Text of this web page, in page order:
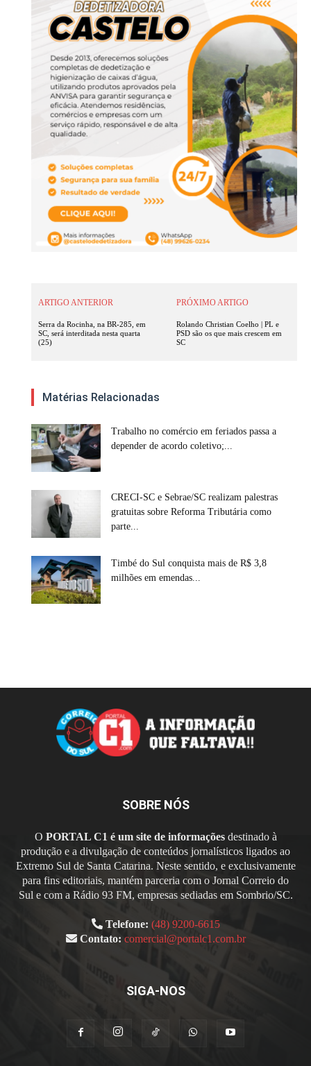
ARTIGO ANTERIOR
Serra da Rocinha, na BR-285, em
SC, será interditada nesta quarta
(25)
PRÓXIMO ARTIGO
Rolando Christian Coelho | PL e
PSD são os que mais crescem em
SC
Matérias Relacionadas
Trabalho no comércio em feriados passa a
depender de acordo coletivo;...
CRECI-SC e Sebrae/SC realizam palestras
gratuitas sobre Reforma Tributária como
parte...
Timbé do Sul conquista mais de R$ 3,8
milhões em emendas...
SOBRE NÓS
O PORTAL C1 é um site de informaçõesdestinado à
produção e a divulgação de conteúdos jornalísticos ligados ao
Extremo Sul de Santa Catarina. Neste sentido, e exclusivamente
para fins editoriais, mantém parceria com o Jornal Correio do
Sul e com a Rádio 93 FM, empresas sediadas em Sombrio/SC.
Telefone: (48) 9200-6615
Contato: comercial@portalc1.com.br
SIGA-NOS